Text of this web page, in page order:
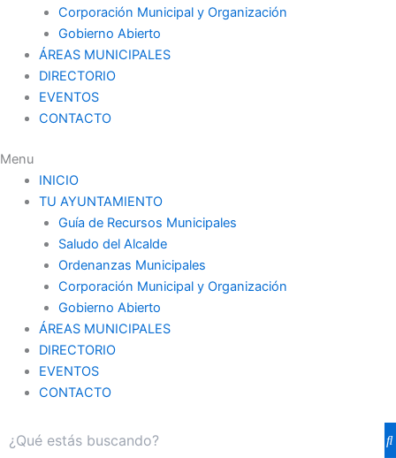
Corporación Municipal y Organización
Gobierno Abierto
ÁREAS MUNICIPALES
DIRECTORIO
EVENTOS
CONTACTO
Menu
INICIO
TU AYUNTAMIENTO
Guía de Recursos Municipales
Saludo del Alcalde
Ordenanzas Municipales
Corporación Municipal y Organización
Gobierno Abierto
ÁREAS MUNICIPALES
DIRECTORIO
EVENTOS
CONTACTO